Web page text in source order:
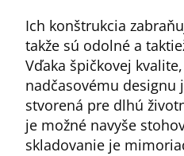
Ich konštrukcia
takže sú odolné a
Vďaka špičkovej
nadčasovému designu
stvorená pre dlhú
je možné navyše
skladovanie je